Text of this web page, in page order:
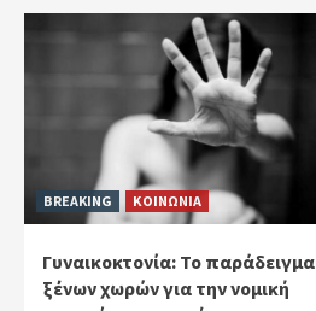
BREAKING ΚΟΙΝΩΝΙΑ
Γυναικοκτονία: Το παράδειγμα
ξένων χωρών για την νομική